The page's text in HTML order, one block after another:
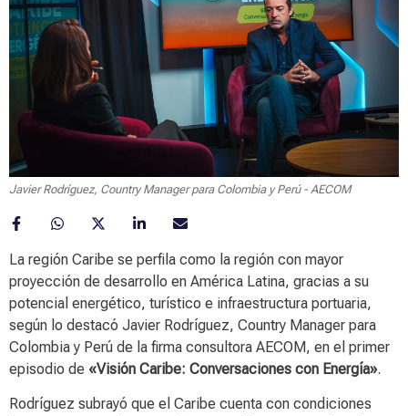
Javier Rodríguez, Country Manager para Colombia y Perú - AECOM
La región Caribe se perfila como la región con mayor
proyección de desarrollo en América Latina, gracias a su
potencial energético, turístico e infraestructura portuaria,
según lo destacó Javier Rodríguez, Country Manager para
Colombia y Perú de la firma consultora AECOM, en el primer
episodio de «Visión Caribe: Conversaciones con Energía».
Rodríguez subrayó que el Caribe cuenta con condiciones